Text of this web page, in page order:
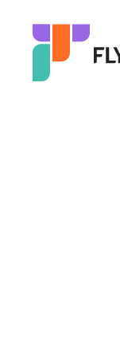
Flyt Foresatt